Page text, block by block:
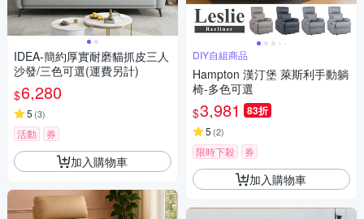
IDEA-簡約厚實耐磨貓抓皮三人
沙發/三色可選(運費另計)
$6,280
5 (3)
活動 券
加入購物車
DIY自組商品
Hampton 漢汀堡 萊斯利手動躺
椅-多色可選
$3,981 83折
5 (2)
限時下殺 券
加入購物車